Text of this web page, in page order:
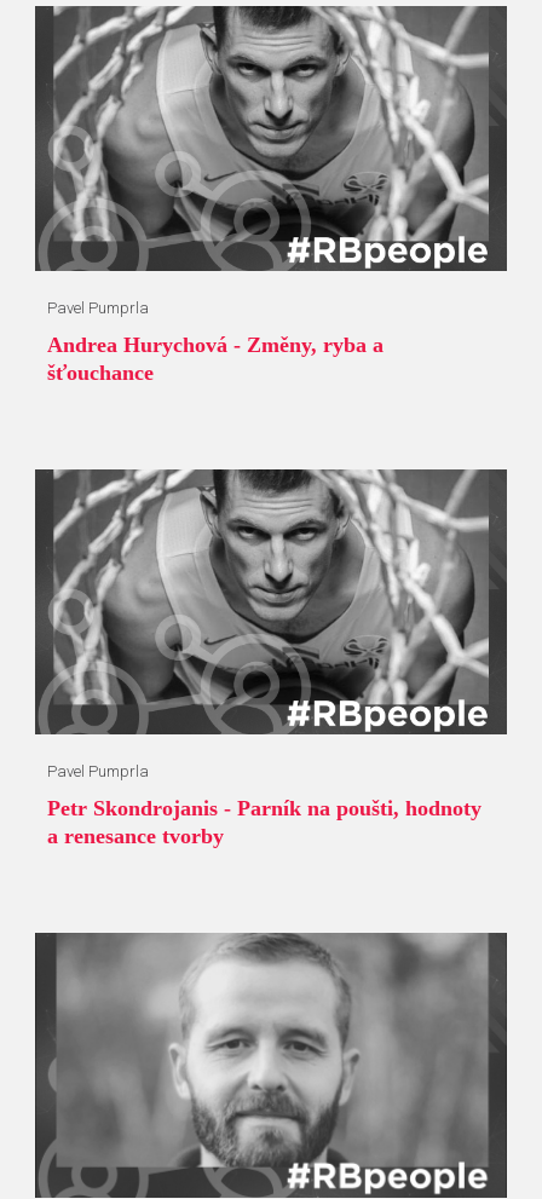
Pavel Pumprla
Andrea Hurychová - Změny, ryba a
šťouchance
Pavel Pumprla
Petr Skondrojanis - Parník na poušti, hodnoty
a renesance tvorby